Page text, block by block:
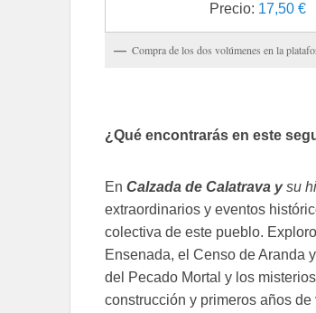
Precio: 17,50 €
Compra de los dos volúmenes en la
¿Qué encontrarás en este
En Calzada de Calatrava ysu
extraordinarios y eventos
colectiva de este pueblo.
Ensenada, el Censo de Aranda
del Pecado Mortal y los
construcción y primeros años